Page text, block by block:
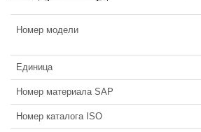
Номер модели
Единица
Номер материала SAP
Номер каталога ISO